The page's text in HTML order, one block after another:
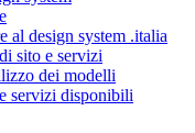
al design system .italia
sito e servizi
dei modelli
servizi disponibili